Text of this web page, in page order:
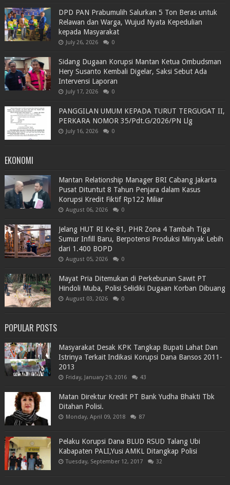
DPD PAN Prabumulih Salurkan 5 Ton Beras untuk
Relawan dan Warga, Wujud Nyata Kepedulian
kepada Masyarakat
July 26, 2026 0
Sidang Dugaan Korupsi Mantan Ketua Ombudsman
Hery Susanto Kembali Digelar, Saksi Sebut Ada
Intervensi Laporan
July 17, 2026 0
PANGGILAN UMUM KEPADA TURUT TERGUGAT II,
PERKARA NOMOR 35/Pdt.G/2026/PN Llg
July 16, 2026 0
EKONOMI
Mantan Relationship Manager BRI Cabang Jakarta
Pusat Dituntut 8 Tahun Penjara dalam Kasus
Korupsi Kredit Fiktif Rp122 Miliar
August 06, 2026 0
Jelang HUT RI Ke-81, PHR Zona 4 Tambah Tiga
Sumur Infill Baru, Berpotensi Produksi Minyak Lebih
dari 1.400 BOPD
August 05, 2026 0
Mayat Pria Ditemukan di Perkebunan Sawit PT
Hindoli Muba, Polisi Selidiki Dugaan Korban Dibuang
August 03, 2026 0
POPULAR POSTS
Masyarakat Desak KPK Tangkap Bupati Lahat Dan
Istrinya Terkait Indikasi Korupsi Dana Bansos 2011-
2013
Friday, January 29, 2016 43
Matan Direktur Kredit PT Bank Yudha Bhakti Tbk
Ditahan Polisi.
Monday, April 09, 2018 87
Pelaku Korupsi Dana BLUD RSUD Talang Ubi
Kabapaten PALI,Yusi AMKL Ditangkap Polisi
Tuesday, September 12, 2017 32